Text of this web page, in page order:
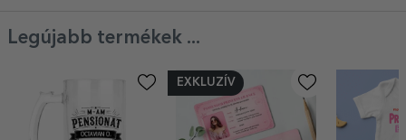
Legújabb termékek ...
EXKLUZÍV